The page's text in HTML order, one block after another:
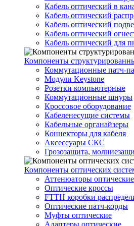
Кабель оптический в
Кабель оптический
Кабель оптический
Кабель оптический
Кабель оптический для
Компоненты
Коммутационные патч-
Модули Keystone
Розетки компьютерные
Коммутационные шнуры
Кроссовое оборудование
Кабеленесущие системы
Кабельные органайзеры
Коннекторы для кабеля
Аксессуары СКС
Грозозащита,
Компоненты оптических
Аттенюаторы оптические
Оптические кроссы
FTTH коробки
Оптические патч-корды
Муфты оптические
Адаптеры оптические